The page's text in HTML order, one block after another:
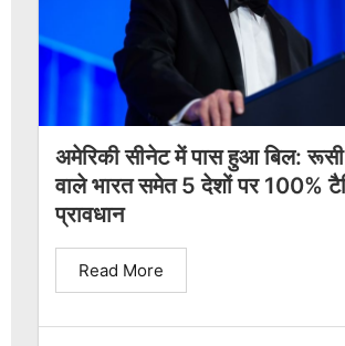
अमेरिकी सीनेट में पास हुआ बिल:
वाले भारत समेत 5 देशों पर 100%
प्रावधान
Read More